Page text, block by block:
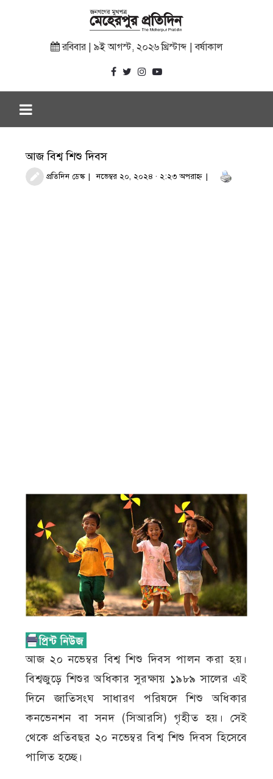
রবিবার | ৯ই আগস্ট, ২০২৬ খ্রিস্টাব্দ | বর্ষাকাল
আজ বিশ্ব শিশু দিবস
প্রতিদিন ডেস্ক নভেম্বর ২০, ২০২৪ · ২:২৩ অপরাহ্ণ
আজ ২০ নভেম্বর বিশ্ব শিশু দিবস পালন করা হয়।
বিশ্বজুড়ে শিশুর অধিকার সুরক্ষায় ১৯৮৯ সালের এই
দিনে জাতিসংঘ সাধারণ পরিষদে শিশু অধিকার
কনভেনশন বা সনদ (সিআরসি) গৃহীত হয়। সেই
থেকে প্রতিবছর ২০ নভেম্বর বিশ্ব শিশু দিবস হিসেবে
পালিত হচ্ছে।